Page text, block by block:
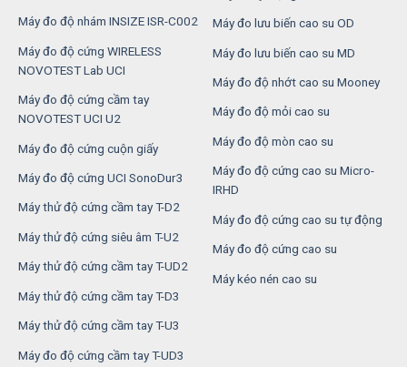
Máy đo độ nhám INSIZE ISR-C002
Máy đo độ cứng WIRELESS
NOVOTEST Lab UCI
Máy đo độ cứng cầm tay
NOVOTEST UCI U2
Máy đo độ cứng cuộn giấy
Máy đo độ cứng UCI SonoDur3
Máy thử độ cứng cầm tay T-D2
Máy thử độ cứng siêu âm T-U2
Máy thử độ cứng cầm tay T-UD2
Máy thử độ cứng cầm tay T-D3
Máy thử độ cứng cầm tay T-U3
Máy đo độ cứng cầm tay T-UD3
Máy đo lưu biến cao su OD
Máy đo lưu biến cao su MD
Máy đo độ nhớt cao su Mooney
Máy đo độ mỏi cao su
Máy đo độ mòn cao su
Máy đo độ cứng cao su Micro-
IRHD
Máy đo độ cứng cao su tự động
Máy đo độ cứng cao su
Máy kéo nén cao su